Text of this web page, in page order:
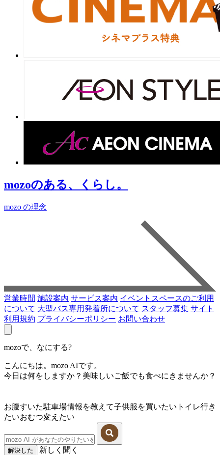
mozoのある、くらし。
mozo の理念
営業時間 施設案内 サービス案内 イベントスペースのご利用
について 大型バス専用発着所について スタッフ募集 サイト
利用規約 プライバシーポリシー お問い合わせ
mozoで、なにする?
こんにちは。mozo AIです。
今日は何をしますか？美味しいご飯でも食べにきませんか？
お腹すいた駐車場情報を教えて子供服を買いたい トイレ行き
たいおむつ変えたい
解決した 新しく聞く